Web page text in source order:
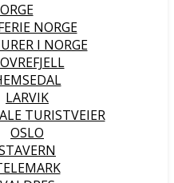
NORGE
I NORGE
LARVIK
TURISTVEIER
OSLO